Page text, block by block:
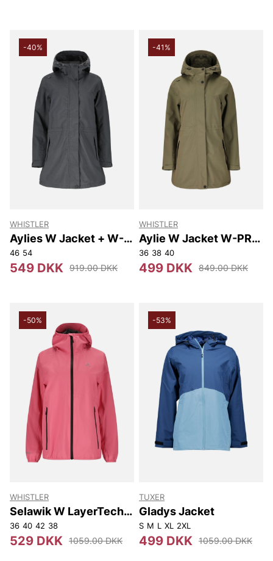
-40%
WHISTLER
Aylies W Jacket + W-
PRO 10000
46 54
549 DKK 919.00 DKK
-41%
WHISTLER
Aylie W Jacket W-PRO
10000
36 38 40
499 DKK 849.00 DKK
-50%
WHISTLER
Selawik W LayerTech
Jacket W-PRO 15000
36 40 42 38
529 DKK 1059.00 DKK
-53%
TUXER
Gladys Jacket
S M L XL 2XL
499 DKK 1059.00 DKK